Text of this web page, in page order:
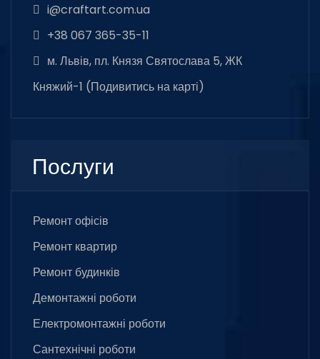
i@craftart.com.ua
+38 067 365-35-11
м. Львів, пл. Князя Святослава 5, ЖК
Княжий-1 (Подивитись на карті)
Послуги
Ремонт офісів
Ремонт квартир
Ремонт будинків
Демонтажні роботи
Електромонтажні роботи
Сантехнічні роботи